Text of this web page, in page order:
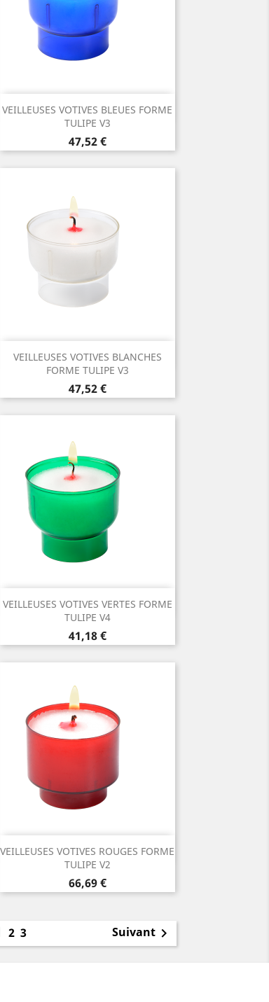
VEILLEUSES VOTIVES BLEUES FORME
TULIPE V3
Prix
47,52 €
 Aperçu rapide
VEILLEUSES VOTIVES BLANCHES
FORME TULIPE V3
Prix
47,52 €
Aperçu rapide
VEILLEUSES VOTIVES VERTES FORME
TULIPE V4
Prix
41,18 €
 Aperçu rapide
VEILLEUSES VOTIVES ROUGES FORME
TULIPE V2
Prix
66,69 €
 Aperçu rapide
2 3 Suivant